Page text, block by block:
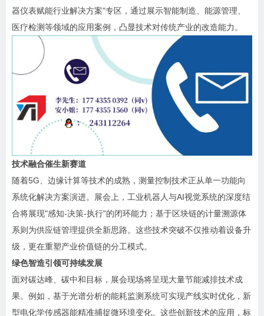
器仪表赋能行业解决方案"专区，通过展示智能制造、能源管理、
医疗检测等领域的应用案例，凸显技术对传统产业的改造能力。
技术融合催生新赛道
随着5G、边缘计算等技术的成熟，测量控制技术正从单一功能向
系统化解决方案演进。展会上，工业机器人与AI视觉系统的深度结
合将展现"感知-决策-执行"的闭环能力；基于区块链的计量溯源体
系则为供应链管理提供全新思路。这些技术突破不仅推动着设备升
级，更在重塑产业价值链的分工模式。
绿色智造引领可持续发展
面对碳达峰、碳中和目标，展会现场将呈现大量节能减排技术成
果。例如，基于光谱分析的能耗监测系统可实现产线实时优化，新
型电化学传感器能精准捕捉微环境变化。这些创新技术的应用，标